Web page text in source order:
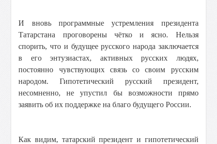
И вновь программные устремления президента
Татарстана проговорены чётко и ясно. Нельзя
спорить, что и будущее русского народа заключается
в его энтузиастах, активных русских людях,
постоянно чувствующих связь со своим русским
народом. Гипотетический русский президент,
несомненно, не упустил бы возможности прямо
заявить об их поддержке на благо будущего России.
Как видим, татарский президент и гипотетический